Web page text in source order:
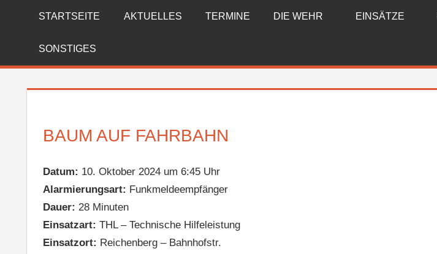
FREIWILLIGE
FEUERWEHR
REICHENBERG
STARTSEITE AKTUELLES TERMINE DIE WEHR EINSÄTZE
SONSTIGES
BAUM AUF FAHRBAHN
Datum: 10. Oktober 2024 um 6:45 Uhr
Alarmierungsart: Funkmeldeempfänger
Dauer: 28 Minuten
Einsatzart: THL – Technische Hilfeleistung
Einsatzort: Reichenberg – Bahnhofstr.